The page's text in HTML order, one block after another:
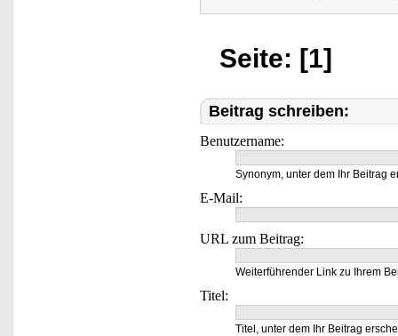
Seite: [1]
Beitrag schreiben:
Benutzername:
Synonym, unter dem Ihr Beitrag
E-Mail:
URL zum Beitrag:
Weiterführender Link zu Ihrem
Titel:
Titel, unter dem Ihr Beitrag